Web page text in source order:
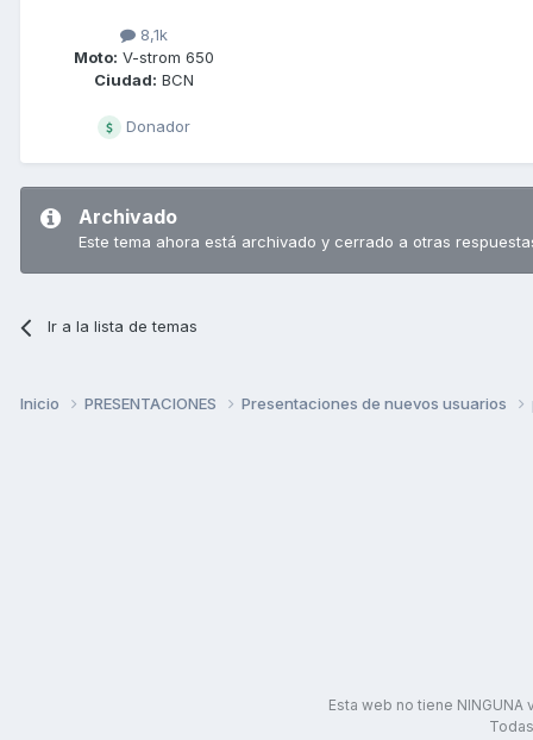
8,1k
Moto: V-strom 650
Ciudad: BCN
Donador
Archivado
Este tema ahora está archivado y cerrado a otras
Ir a la lista de temas
Inicio PRESENTACIONES Presentaciones de nuevos usuarios
Esta web no tiene NINGUNA